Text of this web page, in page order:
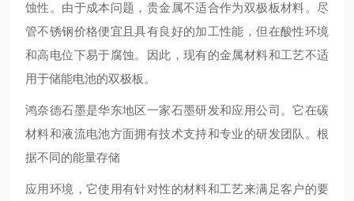
蚀性。由于成本问题，贵金属不适合作为双极板材料。尽
管不锈钢价格便宜且具有良好的加工性能，但在酸性环境
和高电位下易于腐蚀。因此，现有的金属材料和工艺不适
用于储能电池的双极板。
鸿奈德石墨是华东地区一家石墨研发和应用公司。它在碳
材料和液流电池方面拥有技术支持和专业的研发团队。根
据不同的能量存储
应用环境，它使用有针对性的材料和工艺来满足客户的要